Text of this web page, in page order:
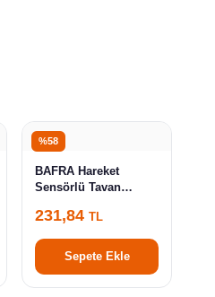
%58
BAFRA Hareket
Sensörlü Tavan
Ledli Beyaz BFR103-P
231,84 TL
Sepete Ekle